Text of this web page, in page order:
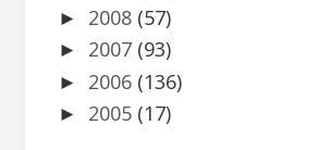
► 2008 (57)
► 2007 (93)
► 2006 (136)
► 2005 (17)